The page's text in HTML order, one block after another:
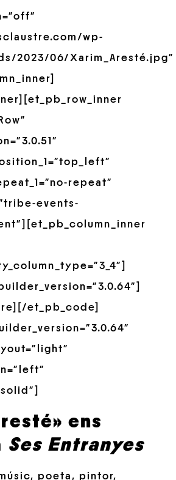
wp-
2023/06/Xarim_Aresté.jpg”
repeat”
events-
et_pb_code]
ens
Ses Entranyes
poeta, pintor,